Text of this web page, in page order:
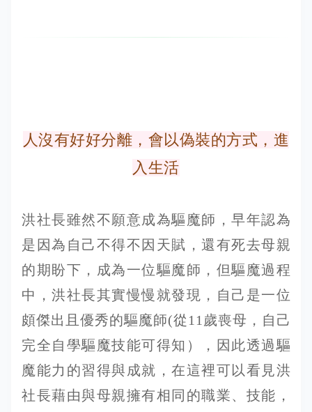
人沒有好好分離，會以偽裝的方式，進
入生活
洪社長雖然不願意成為驅魔師，早年認為
是因為自己不得不因天賦，還有死去母親
的期盼下，成為一位驅魔師，但驅魔過程
中，洪社長其實慢慢就發現，自己是一位
頗傑出且優秀的驅魔師(從11歲喪母，自己
完全自學驅魔技能可得知），因此透過驅
魔能力的習得與成就，在這裡可以看見洪
社長藉由與母親擁有相同的職業、技能，